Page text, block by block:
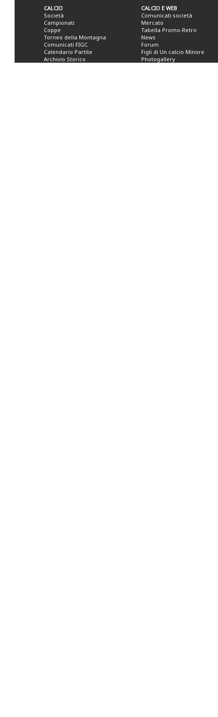
CALCIO
Società
Campionati
Coppe
Torneo della Montagna
Comunicati FIGC
Calendario Partite
Archivio Storico
CALCIO E WEB
Comunicati società
Mercato
Tabella Promo-Retro
News
Forum
Figli di Un calcio Minore
Photogallery